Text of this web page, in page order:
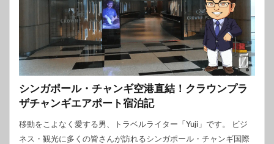
シンガポール・チャンギ空港直結！クラウンプラ
ザチャンギエアポート宿泊記
移動をこよなく愛する男、トラベルライター「Yuji」です。 ビジ
ネス・観光に多くの皆さんが訪れるシンガポール・チャンギ国際